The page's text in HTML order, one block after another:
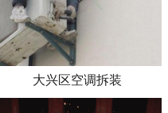
大兴区空调拆装